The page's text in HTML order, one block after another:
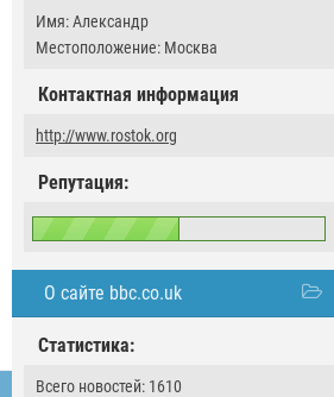
Имя: Александр
Местоположение: Москва
Контактная информация
http://www.rostok.org
Репутация:
О сайте bbc.co.uk
Статистика:
Всего новостей: 1610